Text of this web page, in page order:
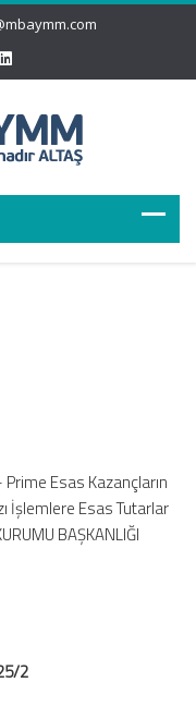
Esas Kazançların
İşlemlere Esas Tutarlar
BAŞKANLIĞI
2